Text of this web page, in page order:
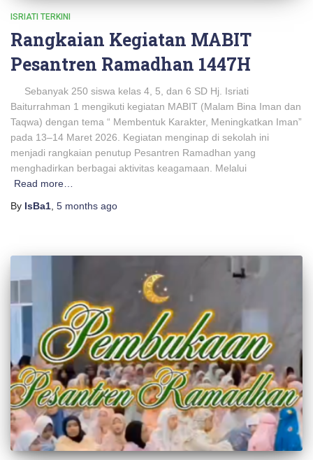
ISRIATI TERKINI
Rangkaian Kegiatan MABIT
Pesantren Ramadhan 1447H
Sebanyak 250 siswa kelas 4, 5, dan 6 SD Hj. Isriati
Baiturrahman 1 mengikuti kegiatan MABIT (Malam Bina Iman dan
Taqwa) dengan tema “ Membentuk Karakter, Meningkatkan Iman”
pada 13–14 Maret 2026. Kegiatan menginap di sekolah ini
menjadi rangkaian penutup Pesantren Ramadhan yang
menghadirkan berbagai aktivitas keagamaan. Melalui
Read more…
By IsBa1 5 months ago